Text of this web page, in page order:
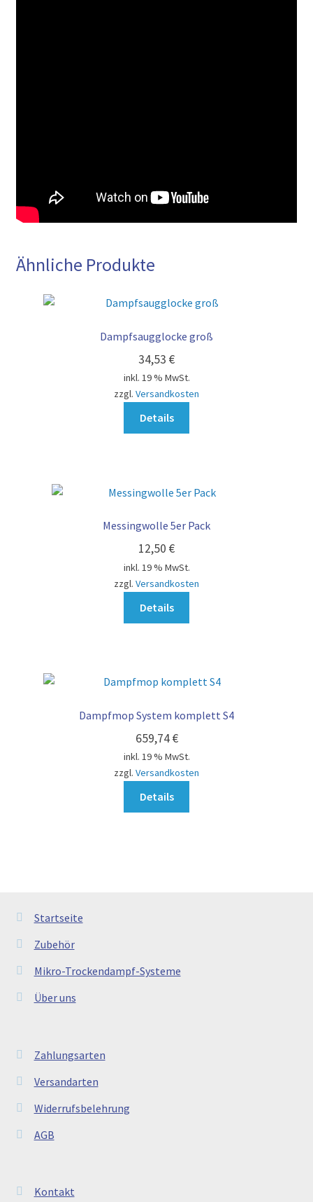
Ähnliche Produkte
Dampfsaugglocke groß
34,53 €
inkl. 19 % MwSt.
zzgl. Versandkosten
Details
Messingwolle 5er Pack
12,50 €
inkl. 19 % MwSt.
zzgl. Versandkosten
Details
Dampfmop System komplett S4
659,74€
inkl. 19 % MwSt.
zzgl. Versandkosten
Details
Startseite
Zubehör
Mikro-Trockendampf-Systeme
Über uns
Zahlungsarten
Versandarten
Widerrufsbelehrung
AGB
Kontakt